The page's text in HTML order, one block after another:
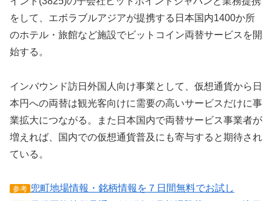
をして、エボラブルアジアが提携する日本国内1400か所
のホテル・旅館など施設でビットコイン両替サービスを開
始する。
インバウンド訪日外国人向け事業として、仮想通貨から日
本円への両替は観光客向けに需要の高いサービスだけに事
業拡大につながる。また日本国内で両替サービス事業者が
増えれば、国内での仮想通貨普及にも寄与すると期待され
ている。
参考 兜町地場情報・銘柄情報を７日間無料でお試し